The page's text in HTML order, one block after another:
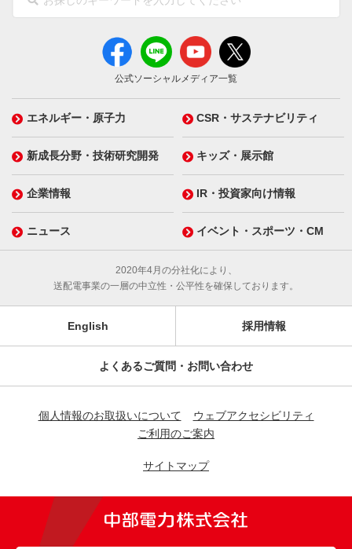
公式ソーシャルメディア一覧
エネルギー・原子力 CSR・サステナビリティ
新成長分野・技術研究開発 キッズ・展示館
企業情報 IR・投資家向け情報
ニュース イベント・スポーツ・CM
2020年4月の分社化により、
送配電事業の一層の中立性・公平性を確保しております。
English 採用情報
よくあるご質問・お問い合わせ
個人情報のお取扱いについて
ウェブアクセシビリティ
ご利用のご案内
サイトマップ